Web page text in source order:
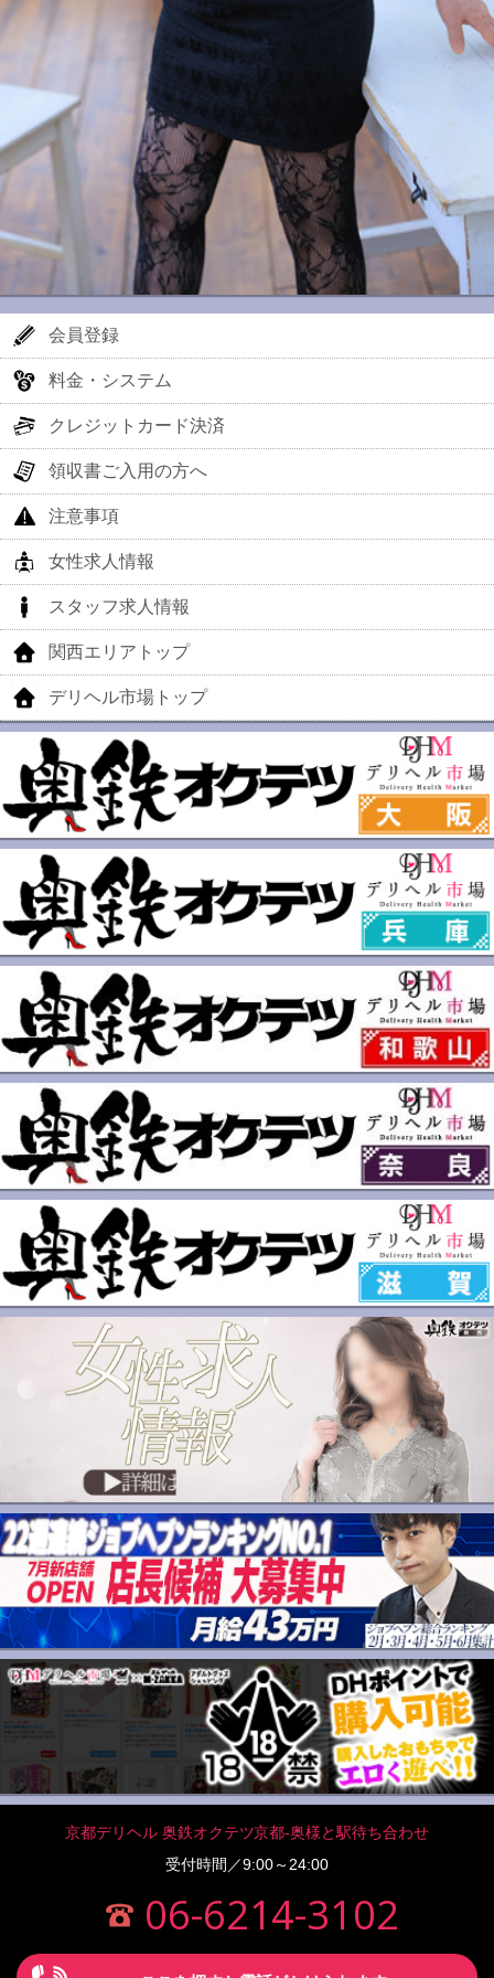
会員登録
料金・システム
クレジットカード決済
領収書ご入用の方へ
注意事項
女性求人情報
スタッフ求人情報
関西エリアトップ
デリヘル市場トップ
京都デリヘル 奥鉄オクテツ京都-奥様と駅待ち合わせ
受付時間／9:00～24:00
06-6214-3102